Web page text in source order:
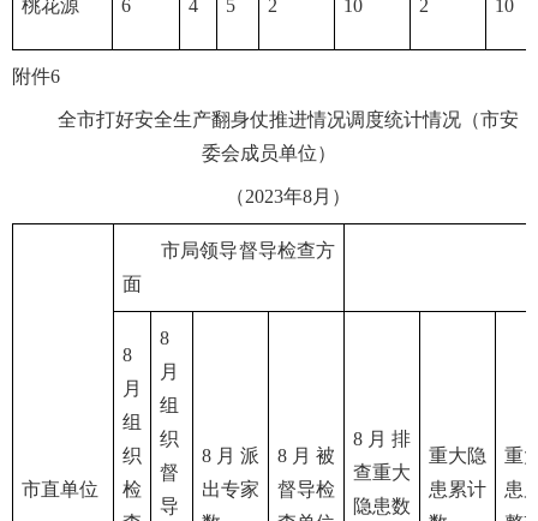
桃花源 6 4 5 2 10 2 10
附件6
全市打好安全生产翻身仗推进情况调度统计情况（市安
委会成员单位）
（2023年8月）
市直单位
市局领导督导检查方
面
8
月
组
织
检
8
月
组
织
督
导
8月派
出专家
8月被
督导检
8月排
查重大
隐患数
重大隐
患累计
重
患